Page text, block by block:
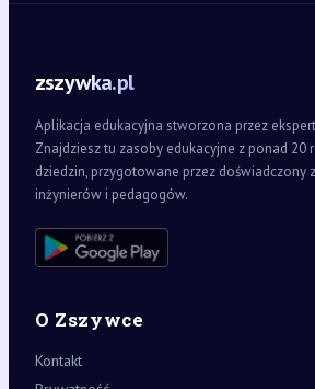
zszywka.pl
Aplikacja edukacyjna stworzona przez
Znajdziesz tu zasoby edukacyjne z ponad 20
dziedzin, przygotowane przez doświadczony
inżynierów i pedagogów.
O Zszywce
Kontakt